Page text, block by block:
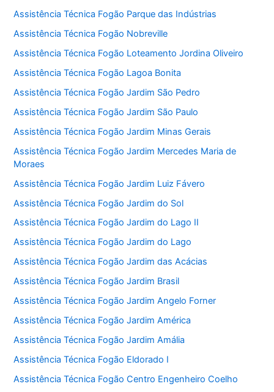
Assistência Técnica Fogão Parque das Indústrias
Assistência Técnica Fogão Nobreville
Assistência Técnica Fogão Loteamento Jordina Oliveiro
Assistência Técnica Fogão Lagoa Bonita
Assistência Técnica Fogão Jardim São Pedro
Assistência Técnica Fogão Jardim São Paulo
Assistência Técnica Fogão Jardim Minas Gerais
Assistência Técnica Fogão Jardim Mercedes Maria de
Moraes
Assistência Técnica Fogão Jardim Luiz Fávero
Assistência Técnica Fogão Jardim do Sol
Assistência Técnica Fogão Jardim do Lago II
Assistência Técnica Fogão Jardim do Lago
Assistência Técnica Fogão Jardim das Acácias
Assistência Técnica Fogão Jardim Brasil
Assistência Técnica Fogão Jardim Angelo Forner
Assistência Técnica Fogão Jardim América
Assistência Técnica Fogão Jardim Amália
Assistência Técnica Fogão Eldorado I
Assistência Técnica Fogão Centro Engenheiro Coelho